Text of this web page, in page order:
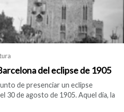
del eclipse de 1905
de presenciar un eclipse
30 de agosto de 1905. Aquel dia, la